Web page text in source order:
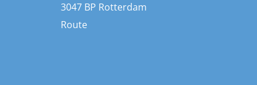
3047 BP Rotterdam
Route